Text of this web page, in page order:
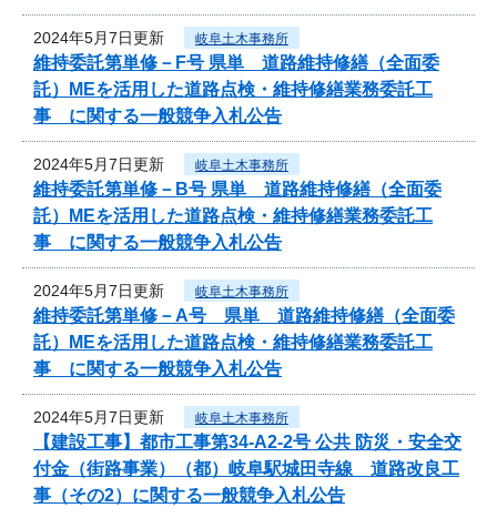
2024年5月7日更新 岐阜土木事務所
維持委託第単修－F号 県単 道路維持修繕（全面委
託）MEを活用した道路点検・維持修繕業務委託工
事 に関する一般競争入札公告
2024年5月7日更新 岐阜土木事務所
維持委託第単修－B号 県単 道路維持修繕（全面委
託）MEを活用した道路点検・維持修繕業務委託工
事 に関する一般競争入札公告
2024年5月7日更新 岐阜土木事務所
維持委託第単修－A号 県単 道路維持修繕（全面委
託）MEを活用した道路点検・維持修繕業務委託工
事 に関する一般競争入札公告
2024年5月7日更新 岐阜土木事務所
【建設工事】都市工事第34-A2-2号 公共 防災・安全交
付金（街路事業）（都）岐阜駅城田寺線 道路改良工
事（その2）に関する一般競争入札公告